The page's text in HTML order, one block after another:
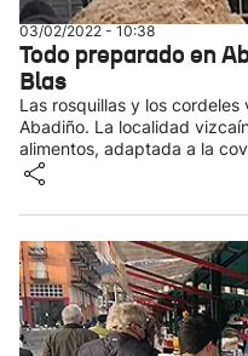
03/02/2022 - 10:38
Todo preparado en
Blas
Las rosquillas y los
Abadiño. La localidad
alimentos, adaptada a la